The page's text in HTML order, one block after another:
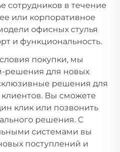
сотрудников в течение
или корпоративное
офисных стулья
и функциональность.
покупки, мы
решения для новых
решения для
Вы сможете
клик или позвонить
решения. С
системами вы
поступлений и